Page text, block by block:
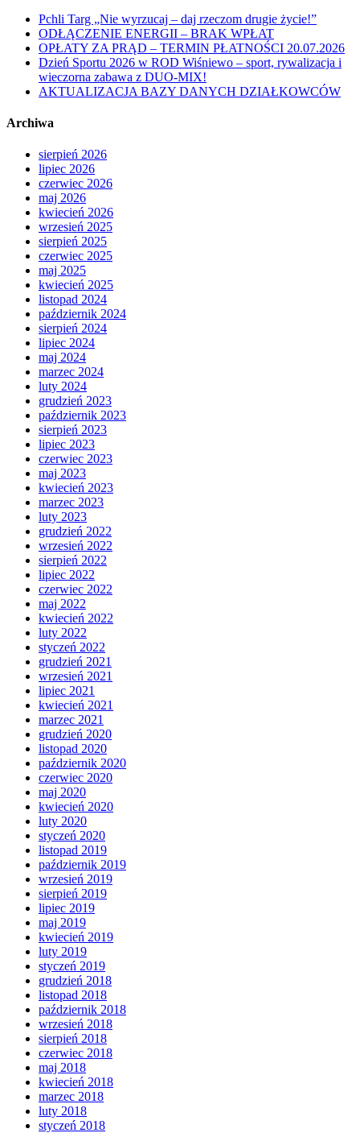
Pchli Targ „Nie wyrzucaj – daj rzeczom drugie życie!”
ODŁĄCZENIE ENERGII – BRAK WPŁAT
OPŁATY ZA PRĄD – TERMIN PŁATNOŚCI 20.07.2026
Dzień Sportu 2026 w ROD Wiśniewo – sport, rywalizacja i
wieczorna zabawa z DUO-MIX!
AKTUALIZACJA BAZY DANYCH DZIAŁKOWCÓW
Archiwa
sierpień 2026
lipiec 2026
czerwiec 2026
maj 2026
kwiecień 2026
wrzesień 2025
sierpień 2025
czerwiec 2025
maj 2025
kwiecień 2025
listopad 2024
październik 2024
sierpień 2024
lipiec 2024
maj 2024
marzec 2024
luty 2024
grudzień 2023
październik 2023
sierpień 2023
lipiec 2023
czerwiec 2023
maj 2023
kwiecień 2023
marzec 2023
luty 2023
grudzień 2022
wrzesień 2022
sierpień 2022
lipiec 2022
czerwiec 2022
maj 2022
kwiecień 2022
luty 2022
styczeń 2022
grudzień 2021
wrzesień 2021
lipiec 2021
kwiecień 2021
marzec 2021
grudzień 2020
listopad 2020
październik 2020
czerwiec 2020
maj 2020
kwiecień 2020
luty 2020
styczeń 2020
listopad 2019
październik 2019
wrzesień 2019
sierpień 2019
lipiec 2019
maj 2019
kwiecień 2019
luty 2019
styczeń 2019
grudzień 2018
listopad 2018
październik 2018
wrzesień 2018
sierpień 2018
czerwiec 2018
maj 2018
kwiecień 2018
marzec 2018
luty 2018
styczeń 2018